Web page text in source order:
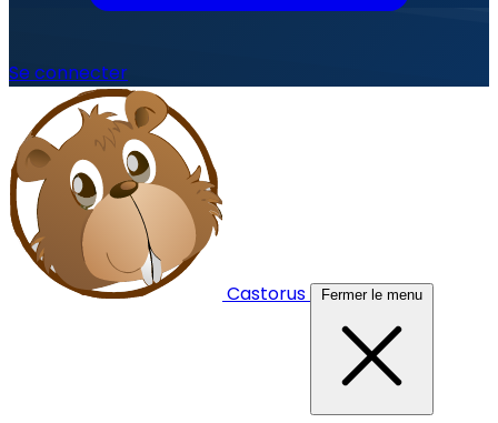
Se connecter
Castorus Fermer le menu